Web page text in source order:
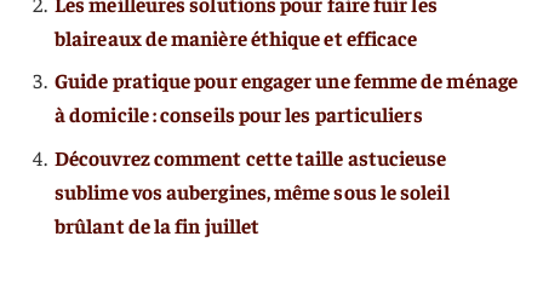
blaireaux de manière éthique et efficace
Guide pratique pour engager une femme de ménage
à domicile : conseils pour les particuliers
Découvrez comment cette taille astucieuse
sublime vos aubergines, même sous le soleil
brûlant de la fin juillet